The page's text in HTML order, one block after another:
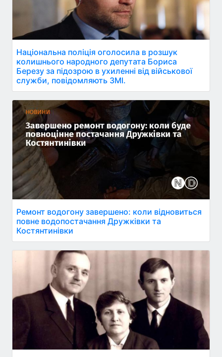
Національна поліція оголосила в розшук
колишнього народного депутата Бориса
Березу за підозрою в ухиленні від військової
служби, повідомляють ЗМІ.
Ремонт водогону завершено: коли відновиться
повне водопостачання Дружківки та
Костянтинівки